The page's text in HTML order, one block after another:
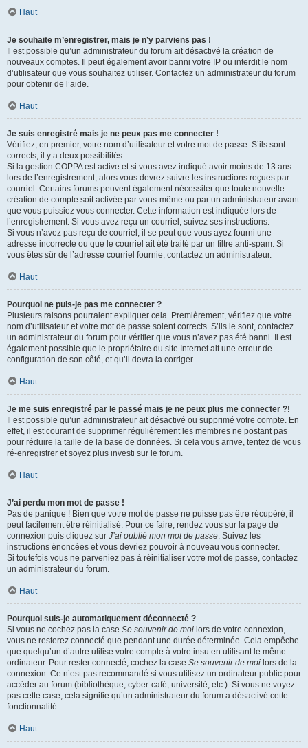
Haut
Je souhaite m’enregistrer, mais je n’y parviens pas !
Il est possible qu’un administrateur du forum ait désactivé la création de
nouveaux comptes. Il peut également avoir banni votre IP ou interdit le nom
d’utilisateur que vous souhaitez utiliser. Contactez un administrateur du forum
pour obtenir de l’aide.
Haut
Je suis enregistré mais je ne peux pas me connecter !
Vérifiez, en premier, votre nom d’utilisateur et votre mot de passe. S’ils sont
corrects, il y a deux possibilités :
Si la gestion COPPA est active et si vous avez indiqué avoir moins de 13 ans
lors de l’enregistrement, alors vous devrez suivre les instructions reçues par
courriel. Certains forums peuvent également nécessiter que toute nouvelle
création de compte soit activée par vous-même ou par un administrateur avant
que vous puissiez vous connecter. Cette information est indiquée lors de
l’enregistrement. Si vous avez reçu un courriel, suivez ses instructions.
Si vous n’avez pas reçu de courriel, il se peut que vous ayez fourni une
adresse incorrecte ou que le courriel ait été traité par un filtre anti-spam. Si
vous êtes sûr de l’adresse courriel fournie, contactez un administrateur.
Haut
Pourquoi ne puis-je pas me connecter ?
Plusieurs raisons pourraient expliquer cela. Premièrement, vérifiez que votre
nom d’utilisateur et votre mot de passe soient corrects. S’ils le sont, contactez
un administrateur du forum pour vérifier que vous n’avez pas été banni. Il est
également possible que le propriétaire du site Internet ait une erreur de
configuration de son côté, et qu’il devra la corriger.
Haut
Je me suis enregistré par le passé mais je ne peux plus me connecter ?!
Il est possible qu’un administrateur ait désactivé ou supprimé votre compte. En
effet, il est courant de supprimer régulièrement les membres ne postant pas
pour réduire la taille de la base de données. Si cela vous arrive, tentez de vous
ré-enregistrer et soyez plus investi sur le forum.
Haut
J’ai perdu mon mot de passe !
Pas de panique ! Bien que votre mot de passe ne puisse pas être récupéré, il
peut facilement être réinitialisé. Pour ce faire, rendez vous sur la page de
connexion puis cliquez sur J’ai oublié mon mot de passe. Suivez les
instructions énoncées et vous devriez pouvoir à nouveau vous connecter.
Si toutefois vous ne parveniez pas à réinitialiser votre mot de passe, contactez
un administrateur du forum.
Haut
Pourquoi suis-je automatiquement déconnecté ?
Si vous ne cochez pas la case Se souvenir de moi lors de votre connexion,
vous ne resterez connecté que pendant une durée déterminée. Cela empêche
que quelqu’un d’autre utilise votre compte à votre insu en utilisant le même
ordinateur. Pour rester connecté, cochez la case Se souvenir de moi lors de la
connexion. Ce n’est pas recommandé si vous utilisez un ordinateur public pour
accéder au forum (bibliothèque, cyber-café, université, etc.). Si vous ne voyez
pas cette case, cela signifie qu’un administrateur du forum a désactivé cette
fonctionnalité.
Haut